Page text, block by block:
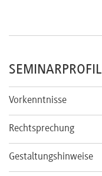
SEMINARPROFIL
Vorkenntnisse
Rechtsprechung
Gestaltungshinweise